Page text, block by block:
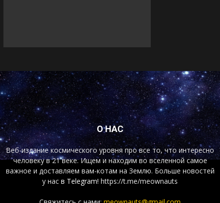
О НАС
Веб-издание космического уровня про все то, что интересно
человеку в 21 веке. Ищем и находим во вселенной самое
важное и доставляем вам-котам на Землю. Больше новостей
у нас в Telegram! https://t.me/meownauts